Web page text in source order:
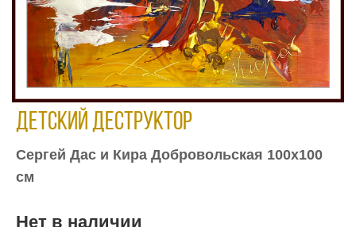
Детский деструктор
Сергей Дас и Кира Добровольская 100х100
см
Нет в наличии